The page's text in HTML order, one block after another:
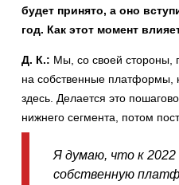
будет принято, а оно
год. Как этот момент
Д. К.: Мы, со своей стороны,
на собственные платформы,
здесь. Делается это
нижнего сегмента, потом
Я думаю, что к 2022
собственную